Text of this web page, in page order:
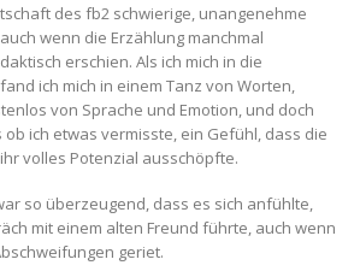
des fb2 schwierige, unangenehme
wenn die Erzählung manchmal
erschien. Als ich mich in die
ich mich in einem Tanz von Worten,
von Sprache und Emotion, und doch
ich etwas vermisste, ein Gefühl, dass die
volles Potenzial ausschöpfte.
so überzeugend, dass es sich anfühlte,
mit einem alten Freund führte, auch wenn
geriet.